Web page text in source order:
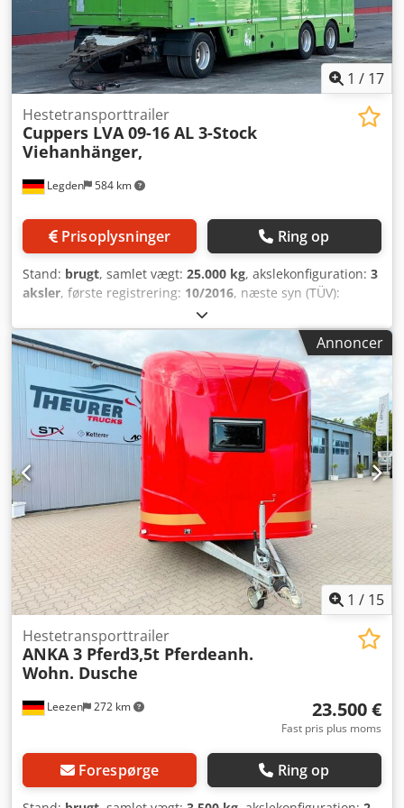
1 / 17
Legden 584 km
Hestetransporttrailer
Cuppers LVA 09-16 AL 3-Stock
Viehanhänger,
Prisoplysninger Ring op
Stand: brugt, samlet vægt: 25.000 kg, akslekonfiguration: 3
aksler, første registrering: 10/2016, næste syn (TÜV):
, Cuppers LVA 09-16 AL 3-akslet
kvægtransporttrailer (12324) * Hubaksel * Hydraulisk
læsserampe * Løfteaksel * BPW-aksler * Adskillelsesgitter *
Vandtrug Crsdpjzq Nwdjfx Acdsf * 3 x 18,40 = 55,20 m² *
Egenvægt: 8.040 kg * Syn: 11.2026 * Næste syn: 05.2027 ----
-Internt varenummer: 12324 Fejl og mellemsalg
forbeholdes.
Annoncer
1 / 15
Leezen 272 km
Hestetransporttrailer
ANKA 3 Pferd3,5t Pferdeanh.
Wohn. Dusche
23.500 €
Fast pris plus moms
Forespørge Ring op